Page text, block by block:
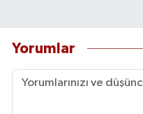
Yorumlar